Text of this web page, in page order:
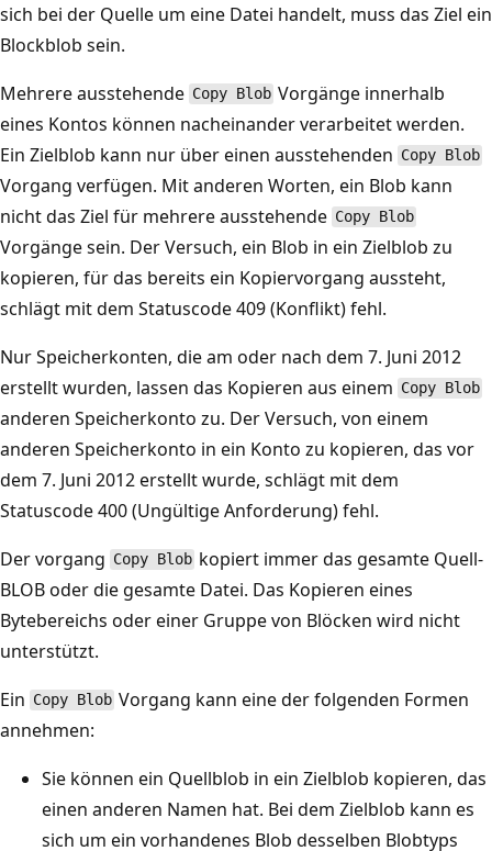
sich bei der Quelle um eine Datei handelt, muss das Ziel ein
Blockblob sein.
Mehrere ausstehende Copy Blob Vorgänge innerhalb
eines Kontos können nacheinander verarbeitet werden.
Ein Zielblob kann nur über einen ausstehenden Copy Blob
Vorgang verfügen. Mit anderen Worten, ein Blob kann
nicht das Ziel für mehrere ausstehende Copy Blob
Vorgänge sein. Der Versuch, ein Blob in ein Zielblob zu
kopieren, für das bereits ein Kopiervorgang aussteht,
schlägt mit dem Statuscode 409 (Konflikt) fehl.
Nur Speicherkonten, die am oder nach dem 7. Juni 2012
erstellt wurden, lassen das Kopieren aus einem Copy Blob
anderen Speicherkonto zu. Der Versuch, von einem
anderen Speicherkonto in ein Konto zu kopieren, das vor
dem 7. Juni 2012 erstellt wurde, schlägt mit dem
Statuscode 400 (Ungültige Anforderung) fehl.
Der vorgang Copy Blob kopiert immer das gesamte Quell-
BLOB oder die gesamte Datei. Das Kopieren eines
Bytebereichs oder einer Gruppe von Blöcken wird nicht
unterstützt.
Ein Copy Blob Vorgang kann eine der folgenden Formen
annehmen:
Sie können ein Quellblob in ein Zielblob kopieren, das
einen anderen Namen hat. Bei dem Zielblob kann es
sich um ein vorhandenes Blob desselben Blobtyps